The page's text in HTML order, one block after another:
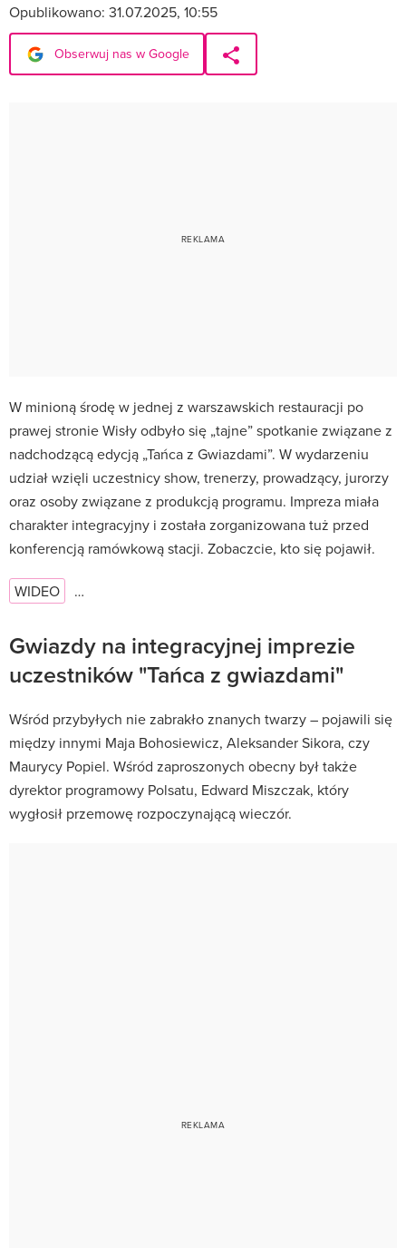
Opublikowano: 31.07.2025, 10:55
Obserwuj nas w Google
W minioną środę w jednej z warszawskich restauracji po
prawej stronie Wisły odbyło się „tajne” spotkanie związane z
nadchodzącą edycją „Tańca z Gwiazdami”. W wydarzeniu
udział wzięli uczestnicy show, trenerzy, prowadzący, jurorzy
oraz osoby związane z produkcją programu. Impreza miała
charakter integracyjny i została zorganizowana tuż przed
konferencją ramówkową stacji. Zobaczcie, kto się pojawił.
WIDEO …
Gwiazdy na integracyjnej imprezie
uczestników "Tańca z gwiazdami"
Wśród przybyłych nie zabrakło znanych twarzy – pojawili się
między innymi Maja Bohosiewicz, Aleksander Sikora, czy
Maurycy Popiel. Wśród zaproszonych obecny był także
dyrektor programowy Polsatu, Edward Miszczak, który
wygłosił przemowę rozpoczynającą wieczór.